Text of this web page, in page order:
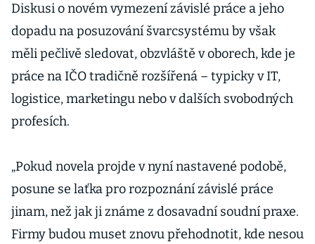
Diskusi o novém vymezení závislé práce a jeho
dopadu na posuzování švarcsystému by však
měli pečlivě sledovat, obzvláště v oborech, kde je
práce na IČO tradičně rozšířená – typicky v IT,
logistice, marketingu nebo v dalších svobodných
profesích.
„Pokud novela projde v nyní nastavené podobě,
posune se laťka pro rozpoznání závislé práce
jinam, než jak ji známe z dosavadní soudní praxe.
Firmy budou muset znovu přehodnotit, kde nesou